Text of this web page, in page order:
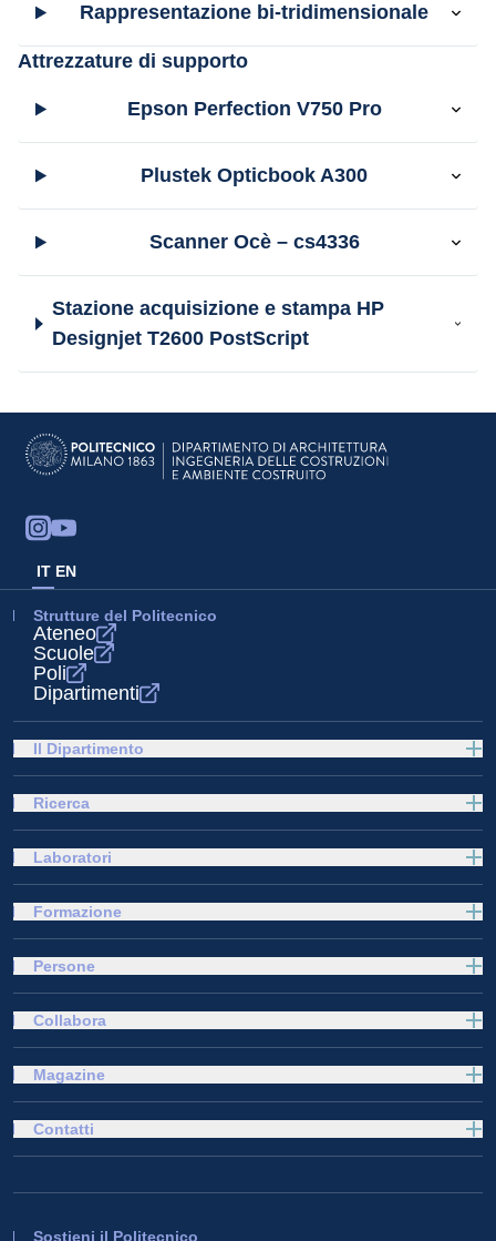
Rappresentazione bi-tridimensionale
Attrezzature di supporto
Epson Perfection V750 Pro
Plustek Opticbook A300
Scanner Ocè – cs4336
Stazione acquisizione e stampa HP
Designjet T2600 PostScript
IT EN
Strutture del Politecnico
Ateneo
Scuole
Poli
Dipartimenti
Il Dipartimento
Ricerca
Laboratori
Formazione
Persone
Collabora
Magazine
Sostieni il Politecnico
Contatti